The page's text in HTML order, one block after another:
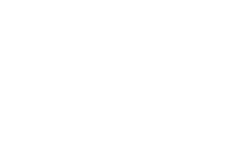
les
victimes du